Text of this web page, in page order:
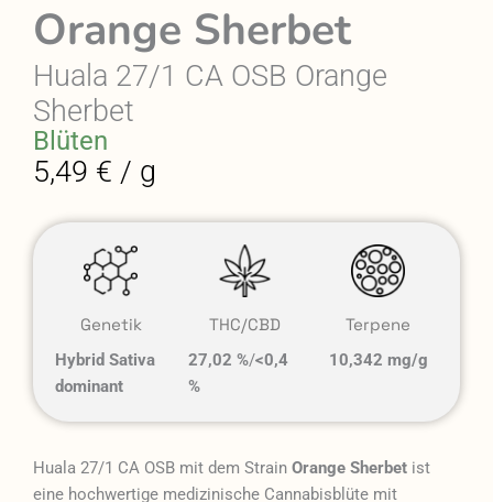
Orange Sherbet
Huala 27/1 CA OSB Orange
Sherbet
Blüten
5,49 € / g
Genetik
Hybrid Sativa
dominant
THC/CBD
27,02 %/<0,4
%
Terpene
10,342 mg/g
Huala 27/1 CA OSB mit dem Strain Orange Sherbet ist
eine hochwertige medizinische Cannabisblüte mit